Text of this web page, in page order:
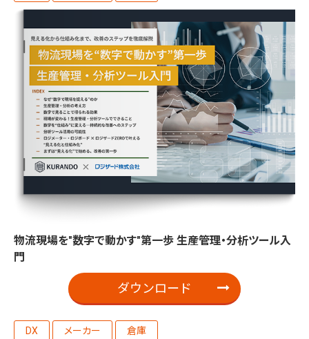
物流現場を"数字で動かす"第一歩 生産管理・分析ツール入
門
ダウンロード
DX メーカー 倉庫